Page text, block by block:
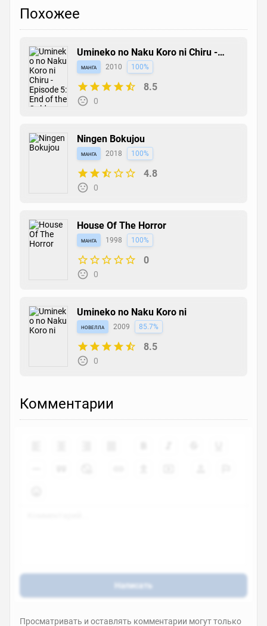
Похожее
Umineko no Naku Koro ni Chiru -
Episode 5: End of the Golden Witch
манга 2010 100%
8.5
0
Ningen Bokujou
манга 2018 100%
4.8
0
House Of The Horror
манга 1998 100%
0
0
Umineko no Naku Koro ni
новелла 2009 85.7%
8.5
0
Комментарии
Написать
Просматривать и оставлять комментарии могут только